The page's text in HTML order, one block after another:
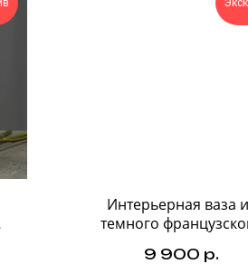
Интерьерная ваза
темного
9 900 р.